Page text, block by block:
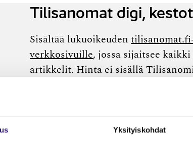
Yksityiskohdat
Tilisanomat digi,
Sisältää lukuoikeuden
verkkosivuille, jossa sijaitsee
artikkelit. Hinta ei sisällä